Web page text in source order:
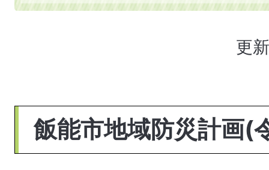
更
飯能市地域防災計画(